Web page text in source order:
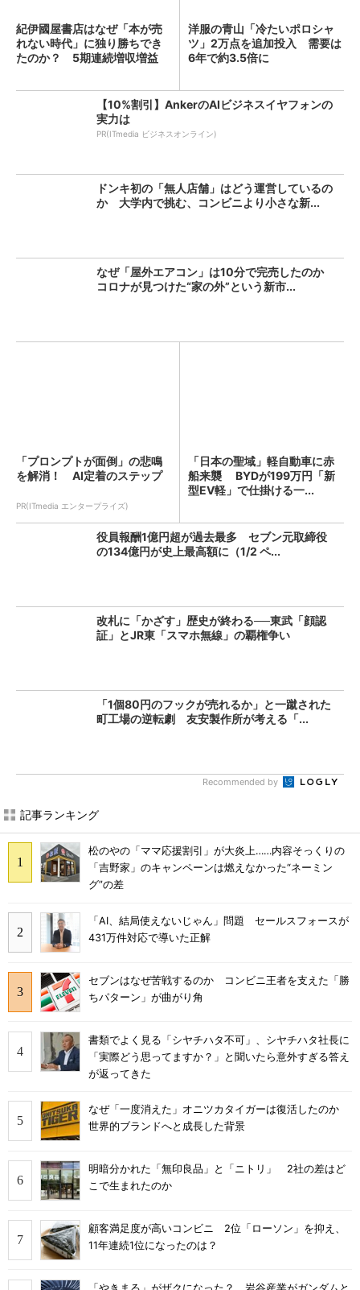
紀伊國屋書店はなぜ「本が売
れない時代」に独り勝ちでき
たのか？ 5期連続増収増益
洋服の青山「冷たいポロシャ
ツ」2万点を追加投入 需要は
6年で約3.5倍に
【10%割引】AnkerのAIビジネスイヤフォンの
実力は
PR(ITmedia ビジネスオンライン)
ドンキ初の「無人店舗」はどう運営しているの
か 大学内で挑む、コンビニより小さな新...
なぜ「屋外エアコン」は10分で完売したのか
コロナが見つけた“家の外”という新市...
「プロンプトが面倒」の悲鳴
を解消！ AI定着のステップ
PR(ITmedia エンタープライズ)
「日本の聖域」軽自動車に赤
船来襲 BYDが199万円「新
型EV軽」で仕掛ける一...
役員報酬1億円超が過去最多 セブン元取締役
の134億円が史上最高額に（1/2 ペ...
改札に「かざす」歴史が終わる──東武「顔認
証」とJR東「スマホ無線」の覇権争い
「1個80円のフックが売れるか」と一蹴された
町工場の逆転劇 友安製作所が考える「...
Recommended by
記事ランキング
松のやの「ママ応援割引」が大炎上……内容そっくりの
「吉野家」のキャンペーンは燃えなかった“ネーミン
グ”の差
「AI、結局使えないじゃん」問題 セールスフォースが
431万件対応で導いた正解
セブンはなぜ苦戦するのか コンビニ王者を支えた「勝
ちパターン」が曲がり角
書類でよく見る「シヤチハタ不可」、シヤチハタ社長に
「実際どう思ってますか？」と聞いたら意外すぎる答え
が返ってきた
なぜ「一度消えた」オニツカタイガーは復活したのか
世界的ブランドへと成長した背景
明暗分かれた「無印良品」と「ニトリ」 2社の差はど
こで生まれたのか
顧客満足度が高いコンビニ 2位「ローソン」を抑え、
11年連続1位になったのは？